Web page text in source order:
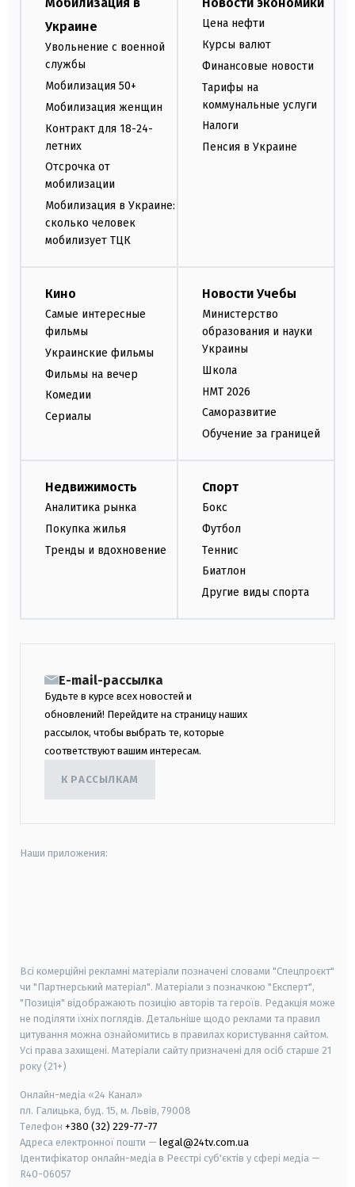
Украине
Увольнение с военной
службы
Мобилизация 50+
Мобилизация женщин
Контракт для 18-24-
летних
Отсрочка от
мобилизации
Мобилизация в Украине:
сколько человек
мобилизует ТЦК
Цена нефти
Курсы валют
Финансовые новости
Тарифы на
коммунальные услуги
Налоги
Пенсия в Украине
Кино
Самые интересные
фильмы
Украинские фильмы
Фильмы на вечер
Комедии
Сериалы
Новости Учебы
Министерство
образования и науки
Украины
Школа
НМТ 2026
Саморазвитие
Обучение за границей
Недвижимость
Аналитика рынка
Покупка жилья
Тренды и вдохновение
Спорт
Бокс
Футбол
Теннис
Биатлон
Другие виды спорта
E-mail-рассылка
Будьте в курсе всех новостей и
обновлений! Перейдите на страницу наших
рассылок, чтобы выбрать те, которые
соответствуют вашим интересам.
К РАССЫЛКАМ
Наши приложения:
Всі комерційні рекламні матеріали позначені словами "Спецпроєкт"
чи "Партнерський матеріал". Матеріали з позначкою "Експерт",
"Позиція" відображають позицію авторів та героїв. Редакція може
не поділяти їхніх поглядів. Детальніше щодо реклами та правил
цитування можна ознайомитись в правилах користування сайтом.
Усі права захищені. Матеріали сайту призначені для осіб старше 21
року (21+)
Онлайн-медіа «24 Канал»
пл. Галицька, буд. 15, м. Львів, 79008
Телефон +380 (32) 229-77-77
Адреса електронної пошти — legal@24tv.com.ua
Ідентифікатор онлайн-медіа в Реєстрі суб'єктів у сфері медіа —
R40-06057